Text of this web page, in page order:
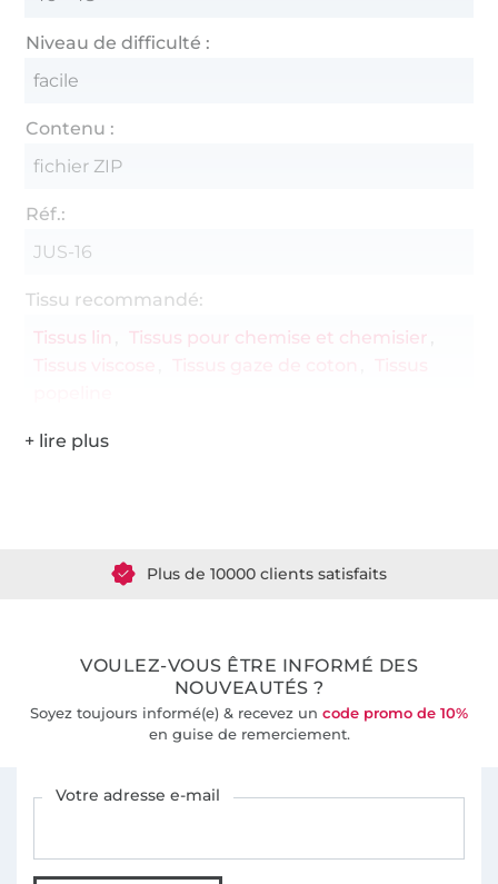
Niveau de difficulté :
facile
Contenu :
fichier ZIP
Réf.:
JUS-16
Tissu recommandé:
Tissus lin
Tissus pour chemise et chemisier
Plus de 10000 clients satisfaits
VOULEZ-VOUS ÊTRE INFORMÉ DES
NOUVEAUTÉS ?
Soyez toujours informé(e) & recevez un code promo de 10%
en guise de remerciement.
Votre adresse e-mail